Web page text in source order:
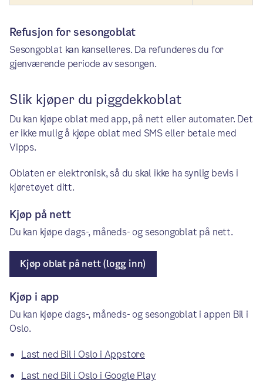
Refusjon for sesongoblat
Sesongoblat kan kanselleres. Da refunderes du for
gjenværende periode av sesongen.
Slik kjøper du piggdekkoblat
Du kan kjøpe oblat med app, på nett eller automater. Det
er ikke mulig å kjøpe oblat med SMS eller betale med
Vipps.
Oblaten er elektronisk, så du skal ikke ha synlig bevis i
kjøretøyet ditt.
Kjøp på nett
Du kan kjøpe dags-, måneds- og sesongoblat på nett.
Kjøp oblat på nett (logg inn)
Kjøp i app
Du kan kjøpe dags-, måneds- og sesongoblat i appen Bil i
Oslo.
Last ned Bil i Oslo i Appstore
Last ned Bil i Oslo i Google Play